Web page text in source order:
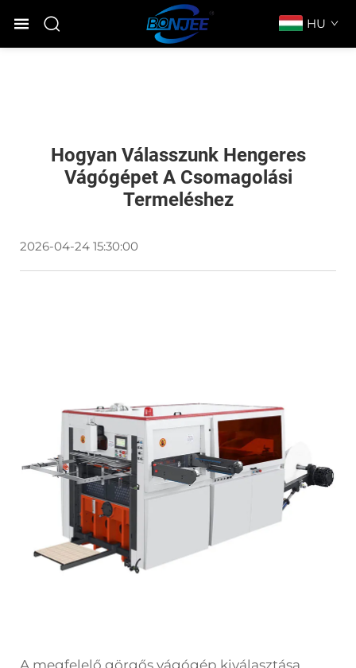
HU
Hogyan Válasszunk Hengeres
Vágógépet A Csomagolási
Termeléshez
2026-04-24 15:30:00
A megfelelő görgős vágógép kiválasztása